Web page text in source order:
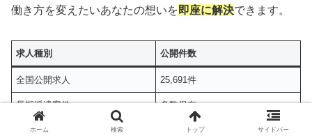
働き方を変えたいあなたの想いを 即座に解決できます。
求人種別 公開件数
全国公開求人 25,691件
長期派遣案件 多数保有
高時給非公開案件 会員限定で案内
ホーム 検索 トップ サイドバー